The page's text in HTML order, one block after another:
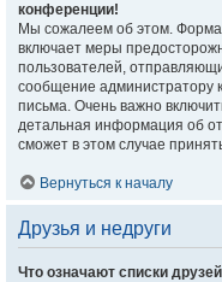
конференции!
Мы сожалеем об этом.
включает меры
пользователей,
сообщение администратору
письма. Очень важно
детальная информация об
сможет в этом случае
Вернуться к началу
Друзья и недруги
Что означают списки